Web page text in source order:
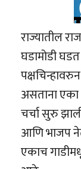
राज्यातील
घडामोडी
असताना
चर्चा सुरु
आणि भाजप
एकाच